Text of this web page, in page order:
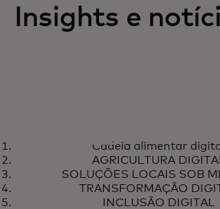
Insights e
Agricultores africanos
negociar preços justos e
pagamentos digitais
Saiba mais
Cadeia alimentar
AGRICULTURA DIGITAL
SOLUÇÕES LOCAIS SOB
TRANSFORMAÇÃO
INCLUSÃO DIGITAL